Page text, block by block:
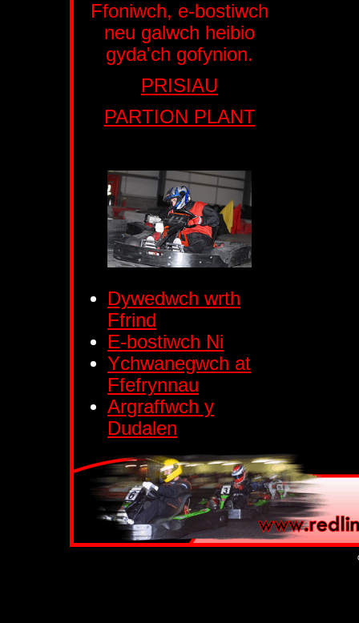
Ffoniwch, e-bostiwch
neu galwch heibio
gyda'ch gofynion.
PRISIAU
PARTION PLANT
Dywedwch wrth
Ffrind
E-bostiwch Ni
Ychwanegwch at
Ffefrynnau
Argraffwch y
Dudalen